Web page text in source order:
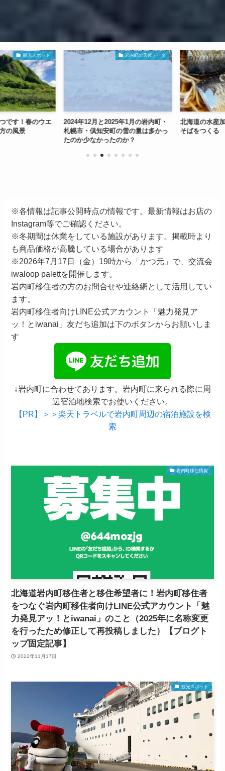
観光スポット
す！春のウエ
風景
岩内町の天候データ
2024年12月と2025年1月の岩内町・
札幌市・倶知安町の雪の量は多かっ
たのか少なかったのか？
北海道の水産加
そばをつくる
※各情報は記事公開時点の情報です。最新情報はお店の
Instagram等でご確認ください。
※冬期間は休業をしている施設があります。掲載時より
も商品価格が高騰している場合があります
※2026年7月17日（金）19時から「かつ元」で、交流会
iwaloop palettを開催します。
岩内町移住者の方のお問合せや連絡網として活用してい
ます。
岩内町移住者向けLINE公式アカウント「魅力発見ア
ッ！とiwanai」友だち追加は下のボタンからお願いしま
す
↓岩内町に合わせてあります。岩内町に来られる際に周
辺宿泊地検索でお使いください。
【PR】＞＞楽天トラベルで岩内町周辺の宿泊施設を検
索
岩内町移住情報
北海道岩内町移住者と移住希望者に！岩内町移住者
をつなぐ岩内町移住者向けLINE公式アカウント「魅
力発見アッ！とiwanai」のこと（2025年に名称変更
を行ったため修正して再投稿しました）【ブログト
ップ固定記事】
2022年11月17日
観光スポット